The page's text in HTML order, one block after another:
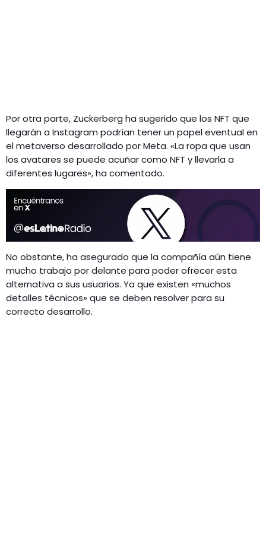
Por otra parte, Zuckerberg ha sugerido que los NFT que
llegarán a Instagram podrían tener un papel eventual en
el metaverso desarrollado por Meta. «La ropa que usan
los avatares se puede acuñar como NFT y llevarla a
diferentes lugares», ha comentado.
No obstante, ha asegurado que la compañía aún tiene
mucho trabajo por delante para poder ofrecer esta
alternativa a sus usuarios. Ya que existen «muchos
detalles técnicos» que se deben resolver para su
correcto desarrollo.